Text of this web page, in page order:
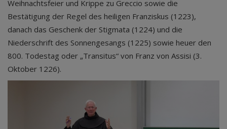
Weihnachtsfeier und Krippe zu Greccio sowie die
Bestätigung der Regel des heiligen Franziskus (1223),
danach das Geschenk der Stigmata (1224) und die
Niederschrift des Sonnengesangs (1225) sowie heuer den
800. Todestag oder „Transitus“ von Franz von Assisi (3.
Oktober 1226).